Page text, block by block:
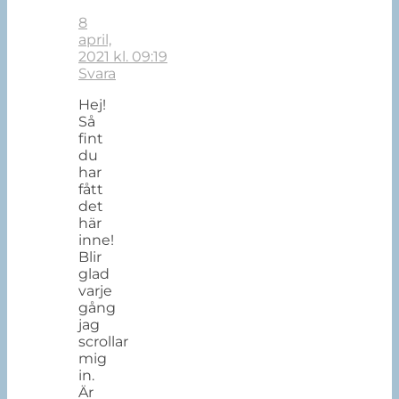
8
april,
2021 kl. 09:19
Svara
Hej!
Så
fint
du
har
fått
det
här
inne!
Blir
glad
varje
gång
jag
scrollar
mig
in.
Är